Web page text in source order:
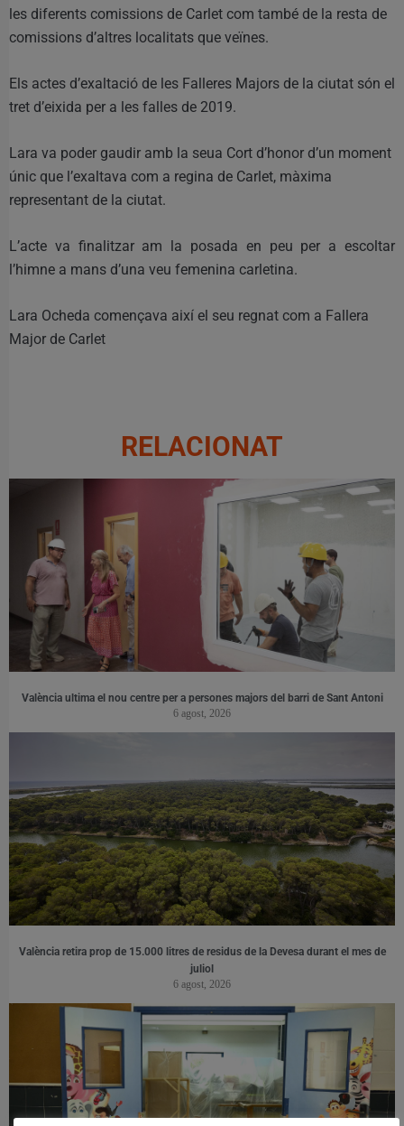
les diferents comissions de Carlet com també de la resta de
comissions d’altres localitats que veïnes.
Els actes d’exaltació de les Falleres Majors de la ciutat són el
tret d’eixida per a les falles de 2019.
Lara va poder gaudir amb la seua Cort d’honor d’un moment
únic que l’exaltava com a regina de Carlet, màxima
representant de la ciutat.
L’acte va finalitzar am la posada en peu per a escoltar
l’himne a mans d’una veu femenina carletina.
Lara Ocheda començava així el seu regnat com a Fallera
Major de Carlet
RELACIONAT
València ultima el nou centre per a persones majors del barri de Sant Antoni
6 agost, 2026
València retira prop de 15.000 litres de residus de la Devesa durant el mes de
juliol
6 agost, 2026